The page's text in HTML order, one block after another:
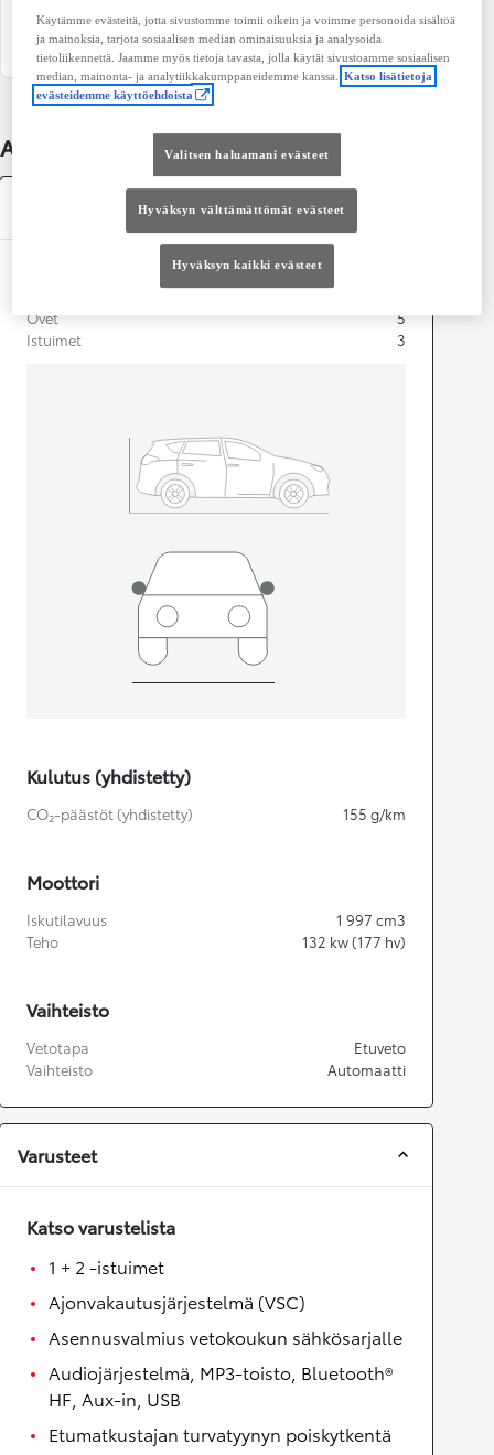
Ovet
5
Auton lisätiedot
Tekniset tiedot
Ovet
5
Istuimet
3
Kulutus (yhdistetty)
CO₂-päästöt (yhdistetty) 155 g/km
Moottori
Iskutilavuus 1 997 cm3
Teho
132 kw (177 hv)
Vaihteisto
Vetotapa
Etuveto
Vaihteisto
Automaatti
Varusteet
Katso varustelista
1 + 2 -istuimet
Ajonvakautusjärjestelmä (VSC)
Asennusvalmius vetokoukun sähkösarjalle
Audiojärjestelmä, MP3-toisto, Bluetooth®
HF, Aux-in, USB
Etumatkustajan turvatyynyn poiskytkentä
Käytämme evästeitä, jotta sivustomme toimii oikein ja voimme personoida sisältöä
ja mainoksia, tarjota sosiaalisen median ominaisuuksia ja analysoida
tietoliikennettä. Jaamme myös tietoja tavasta, jolla käytät sivustoamme sosiaalisen
median, mainonta- ja analytiikkakumppaneidemme kanssa. Katso lisätietoja
evästeidemme käyttöehdoista
Valitsen haluamani evästeet
Hyväksyn välttämättömät evästeet
Hyväksyn kaikki evästeet